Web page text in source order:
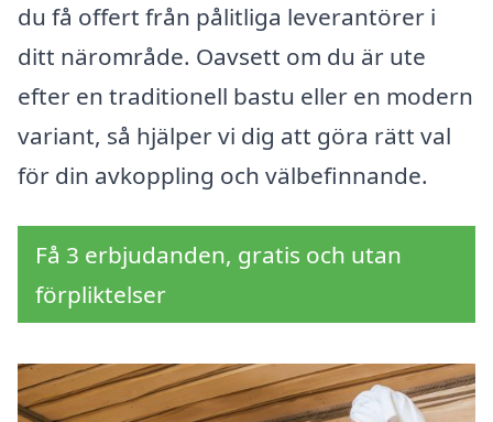
du få offert från pålitliga leverantörer i
ditt närområde. Oavsett om du är ute
efter en traditionell bastu eller en modern
variant, så hjälper vi dig att göra rätt val
för din avkoppling och välbefinnande.
Få 3 erbjudanden, gratis och utan
förpliktelser